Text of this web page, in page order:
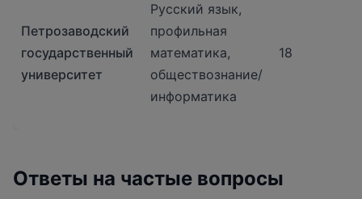
Петрозаводский
государственный
университет
Русский язык,
профильная
математика,
обществознание/
информатика
18
Ответы на частые вопросы